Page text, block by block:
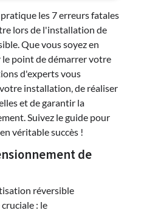
les 7 erreurs fatales
lors de l'installation de
Que vous soyez en
point de démarrer votre
d'experts vous
installation, de réaliser
et de garantir la
Suivez le guide pour
véritable succès !
de
réversible
: le